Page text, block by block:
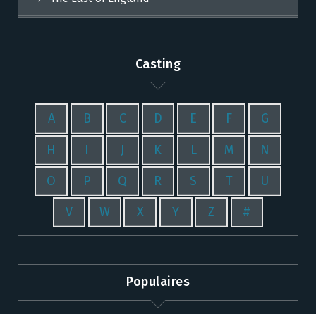
Casting
A B C D E F G
H I J K L M N
O P Q R S T U
V W X Y Z #
Populaires